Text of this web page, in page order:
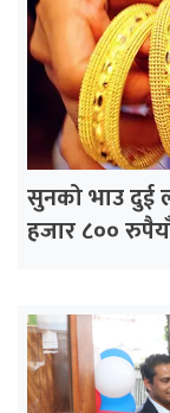
सुनको भाउ दुई
हजार ८००